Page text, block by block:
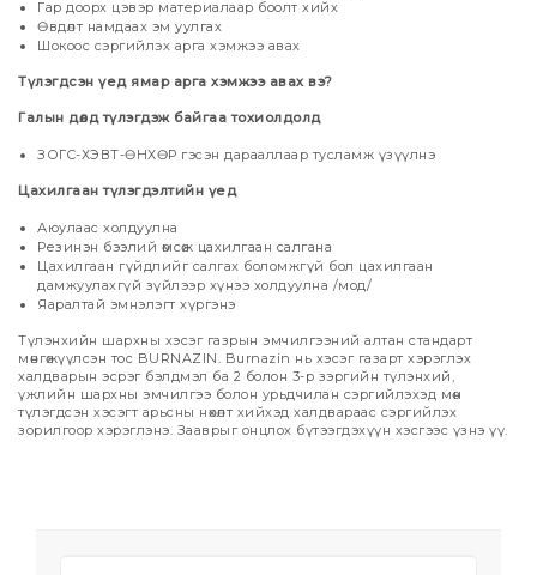
Гар доорх цэвэр материалаар боолт хийх
Өвдөлт намдаах эм уулгах
Шокоос сэргийлэх арга хэмжээ авах
Түлэгдсэн үед ямар арга хэмжээ авах вэ?
Галын дөлд түлэгдэж байгаа тохиолдолд
ЗОГС-ХЭВТ-ӨНХӨР гэсэн дарааллаар тусламж үзүүлнэ
Цахилгаан түлэгдэлтийн үед
Аюулаас холдуулна
Резинэн бээлий өмсөж цахилгаан салгана
Цахилгаан гүйдлийг салгах боломжгүй бол цахилгаан
дамжуулахгүй зүйлээр хүнээ холдуулна /мод/
Яаралтай эмнэлэгт хүргэнэ
Түлэнхийн шархны хэсэг газрын эмчилгээний алтан стандарт
мөнгөжүүлсэн тос BURNAZIN. Burnazin нь хэсэг газарт хэрэглэх
халдварын эсрэг бэлдмэл ба 2 болон 3-р зэргийн түлэнхий,
үжлийн шархны эмчилгээ болон урьдчилан сэргийлэхэд мөн
түлэгдсэн хэсэгт арьсны нөхөлт хийхэд халдвараас сэргийлэх
зорилгоор хэрэглэнэ. Зааврыг онцлох бүтээгдэхүүн хэсгээс үзнэ үү.